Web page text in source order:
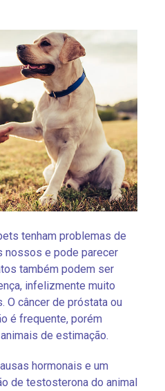
tenham problemas de
nossos e pode parecer
também podem ser
infelizmente muito
O câncer de próstata ou
é frequente, porém
de estimação.
hormonais e um
de testosterona do animal